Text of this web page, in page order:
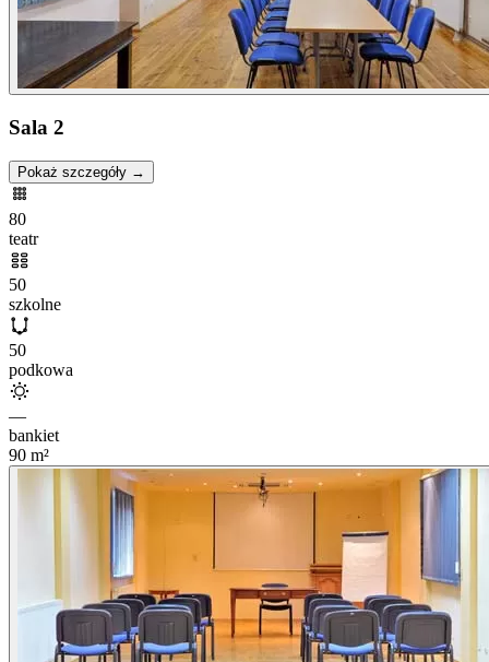
Sala 2
Pokaż szczegóły →
80
teatr
50
szkolne
50
podkowa
—
bankiet
90 m²